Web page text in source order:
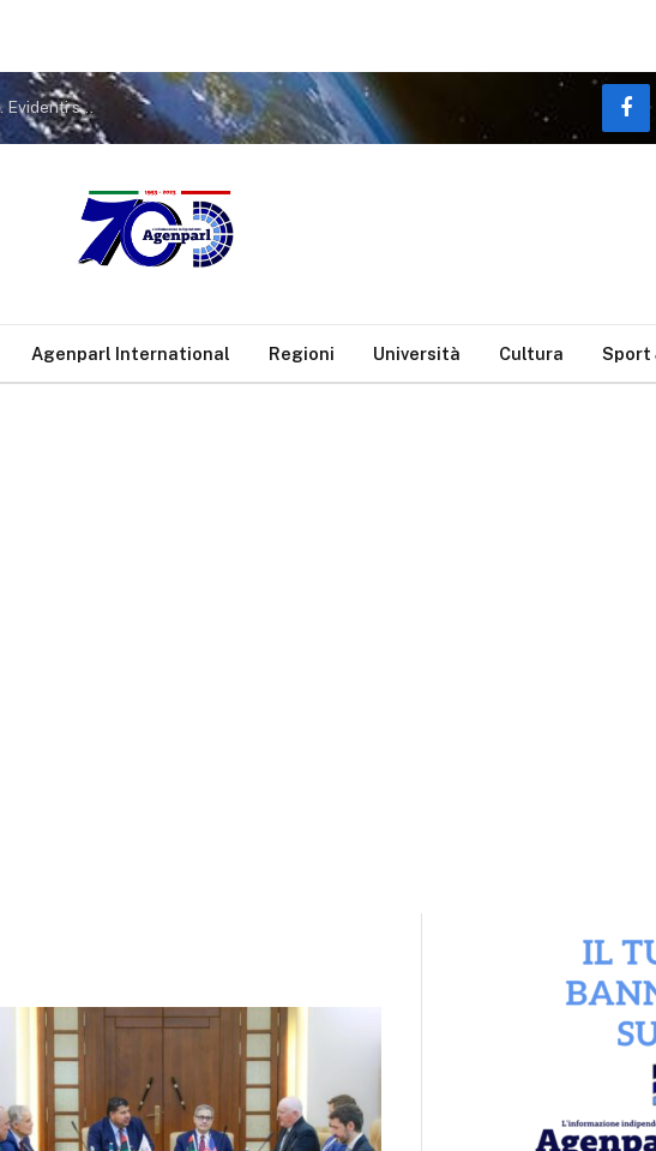
Covid. FdI a Conte: non tiri in ballo Meloni per distrarre attenzione. Evidenti sue responsabilità nella gestione pandemia
Agenparl International Regioni Università Cultura Sport